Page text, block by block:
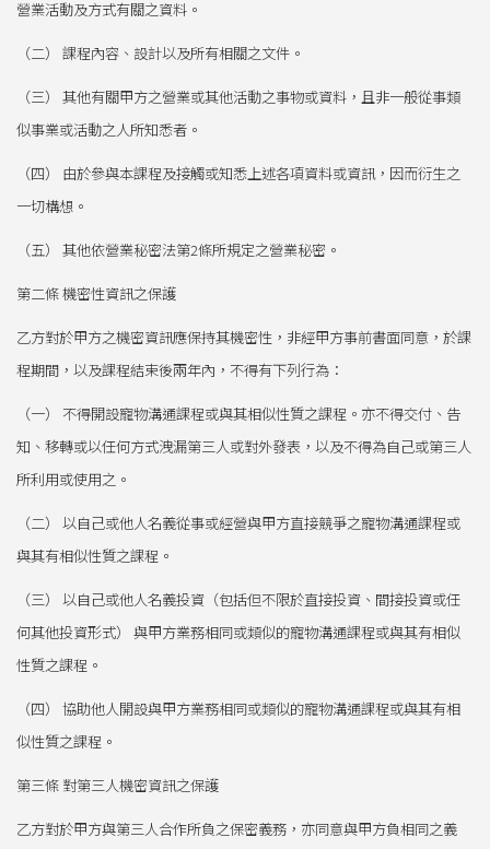
營業活動及方式有關之資料。
（二） 課程內容、設計以及所有相關之文件。
（三） 其他有關甲方之營業或其他活動之事物或資料，且非一般從事類
似事業或活動之人所知悉者。
（四） 由於參與本課程及接觸或知悉上述各項資料或資訊，因而衍生之
一切構想。
（五） 其他依營業秘密法第2條所規定之營業秘密。
第二條 機密性資訊之保護
乙方對於甲方之機密資訊應保持其機密性，非經甲方事前書面同意，於課
程期間，以及課程結束後兩年內，不得有下列行為：
（一） 不得開設寵物溝通課程或與其相似性質之課程。亦不得交付、告
知、移轉或以任何方式洩漏第三人或對外發表，以及不得為自己或第三人
所利用或使用之。
（二） 以自己或他人名義從事或經營與甲方直接競爭之寵物溝通課程或
與其有相似性質之課程。
（三） 以自己或他人名義投資（包括但不限於直接投資、間接投資或任
何其他投資形式） 與甲方業務相同或類似的寵物溝通課程或與其有相似
性質之課程。
（四） 協助他人開設與甲方業務相同或類似的寵物溝通課程或與其有相
似性質之課程。
第三條 對第三人機密資訊之保護
乙方對於甲方與第三人合作所負之保密義務，亦同意與甲方負相同之義